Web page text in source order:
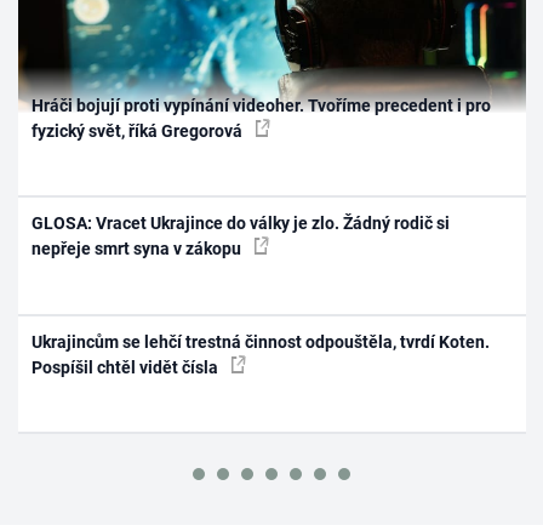
Hráči bojují proti vypínání videoher. Tvoříme precedent i pro
fyzický svět, říká Gregorová
GLOSA: Vracet Ukrajince do války je zlo. Žádný rodič si
nepřeje smrt syna v zákopu
Ukrajincům se lehčí trestná činnost odpouštěla, tvrdí Koten.
Pospíšil chtěl vidět čísla